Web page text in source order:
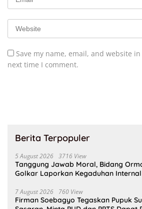
Save my name, email, and website
next time I comment.
Berita Terpopuler
5 August 2026 3716 View
Tanggung Jawab Moral, Bidang
Golkar Laporkan Kegaduhan Internal
7 August 2026 760 View
Firman Soebagyo Tegaskan Pupuk